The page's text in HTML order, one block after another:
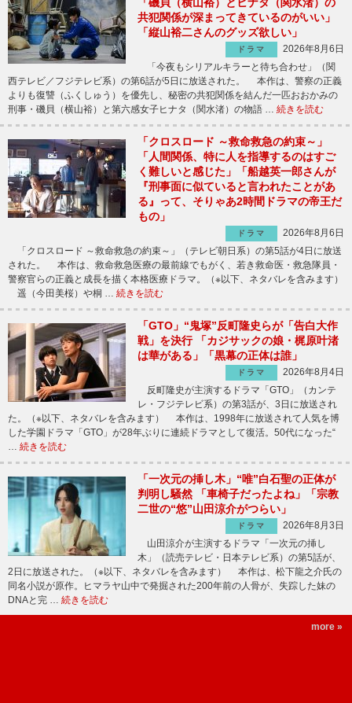
共犯関係が深まってきているのがいい」
「縦山裕二さんのグッズ欲しい」
ドラマ
2026年8月6日
「今夜もシリアルキラーと待ち合わせ」（関
西テレビ／フジテレビ系）の第6話が5日に放送された。 本作は、警察の正義
よりも復讐（ふくしゅう）を優先し、秘密の共犯関係を結んだ一匹おおかみの
刑事・磯貝（横山裕）と第六感女子ヒナタ（関水渚）の物語 … 続きを読む
「クロスロード ～救命救急の約束～」
「人間関係、特に人を指導するのはすご
く難しいと感じた」「船越英一郎さんが
『刑事面に似ていると言われたことがあ
る』って、そりゃあ2時間ドラマの帝王だ
もの」
ドラマ
2026年8月6日
「クロスロード ～救命救急の約束～」（テレビ朝日系）の第5話が4日に放送
された。 本作は、救命救急医療の最前線でもがく、若き救命医・救急隊員・
警察官らの正義と成長を描く本格医療ドラマ。（※以下、ネタバレを含みます）
遥（今田美桜）や桐 … 続きを読む
「GTO」“鬼塚”反町隆史らが「告白大作
戦」を決行 「カジサックの娘・梶原叶渚
は華がある」「黒幕の正体は誰」
ドラマ
2026年8月4日
反町隆史が主演するドラマ「GTO」（カンテ
レ・フジテレビ系）の第3話が、3日に放送され
た。（※以下、ネタバレを含みます） 本作は、1998年に放送されて人気を博
した学園ドラマ「GTO」が28年ぶりに連続ドラマとして復活。50代になった“
… 続きを読む
「一次元の挿し木」“唯”白石聖の正体が
判明し騒然 「車椅子だったよね」「宗教
二世の“悠”山田涼介がつらい」
ドラマ
2026年8月3日
山田涼介が主演するドラマ「一次元の挿し
木」（読売テレビ・日本テレビ系）の第5話が、
2日に放送された。（※以下、ネタバレを含みます） 本作は、松下龍之介氏の
同名小説が原作。ヒマラヤ山中で発掘された200年前の人骨が、失踪した妹の
DNAと完 … 続きを読む
more »